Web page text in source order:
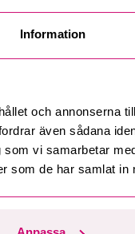
Information
och annonserna
även sådana
vi samarbetar
som de har samlat in